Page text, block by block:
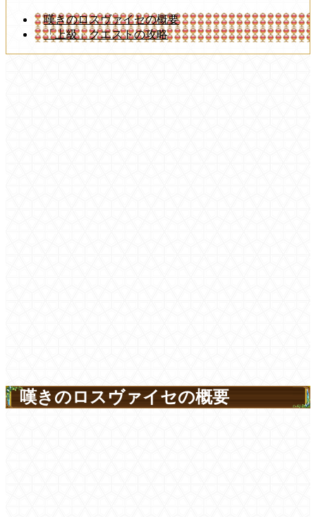
嘆きのロスヴァイセの概要
「上級」クエストの攻略
嘆きのロスヴァイセの概要